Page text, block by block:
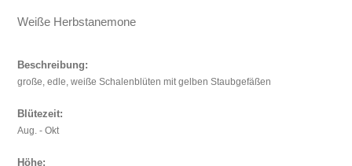
Weiße Herbstanemone
Beschreibung:
große, edle, weiße Schalenblüten mit gelben Staubgefäßen
Blütezeit:
Aug. - Okt
Höhe: